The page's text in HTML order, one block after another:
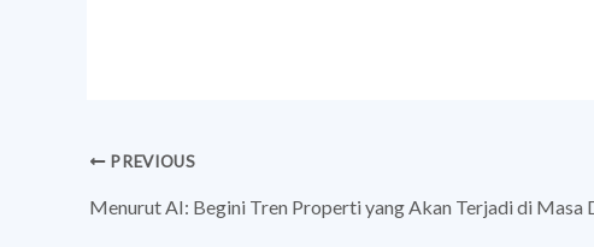
PREVIOUS
Menurut AI: Begini Tren Properti yang Akan Terjadi di Masa